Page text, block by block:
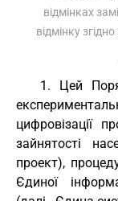
відмінках
відмінку
1. Цей
цифровізації
зайнятості
проект),
Єдиної